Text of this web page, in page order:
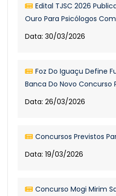
Edital TJSC 2026
Ouro Para Psicólogos Com
Data: 30/03/2026
Foz Do Iguaçu Define
Banca Do Novo Concurso
Data: 26/03/2026
Concursos Previstos
Data: 19/03/2026
Concurso Mogi Mirim